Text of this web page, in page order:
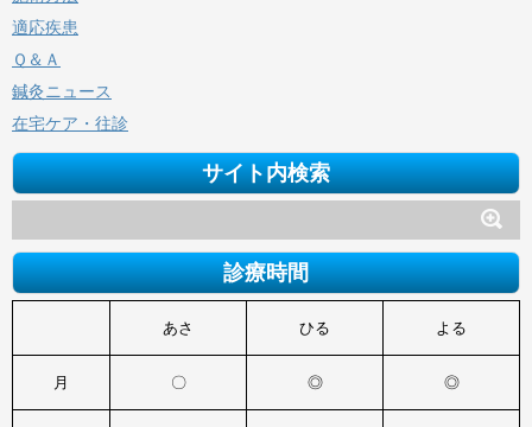
適応疾患
Ｑ＆Ａ
鍼灸ニュース
在宅ケア・往診
サイト内検索
診療時間
あさ ひる よる
月 〇 ◎ ◎